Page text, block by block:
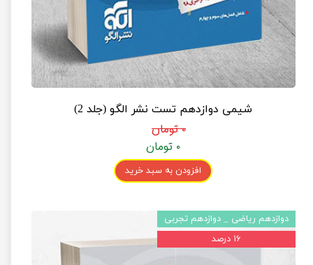
شیمی دوازدهم تست نشر الگو (جلد 2)
۰ تومان
۰ تومان
افزودن به سبد خرید
دوازدهم ریاضی _ دوازدهم تجربی
۱۶ درصد